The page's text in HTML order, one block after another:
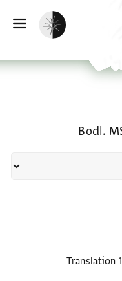
הפעלת מצב כהה
Bodl.
1 Translation